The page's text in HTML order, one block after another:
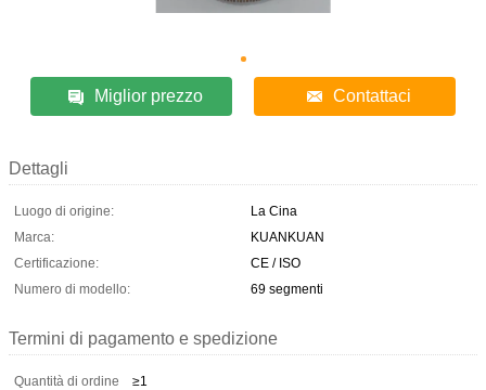
Miglior prezzo Contattaci
Dettagli
Luogo di origine:
La Cina
Marca:
KUANKUAN
Certificazione:
CE / ISO
Numero di modello:
69 segmenti
Termini di pagamento e spedizione
Quantità di ordine
≥1